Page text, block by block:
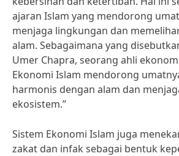
ajaran Islam yang mendorong
menjaga lingkungan dan
alam. Sebagaimana yang
Umer Chapra, seorang ahli
Ekonomi Islam mendorong
harmonis dengan alam dan
ekosistem.”
Sistem Ekonomi Islam juga
zakat dan infak sebagai bentuk